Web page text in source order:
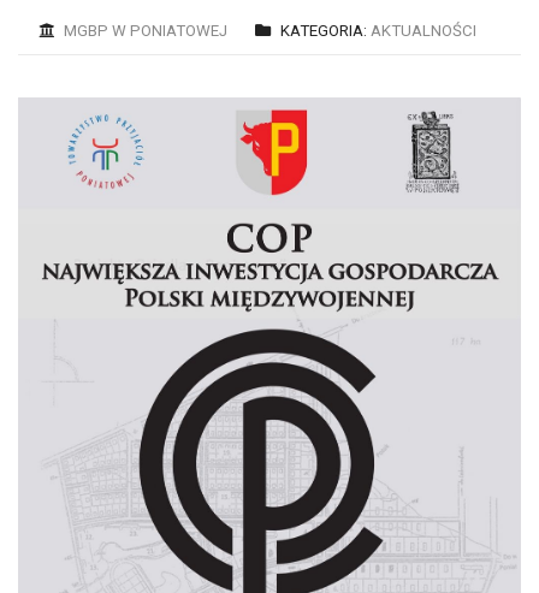
MGBP W PONIATOWEJ KATEGORIA: AKTUALNOŚCI